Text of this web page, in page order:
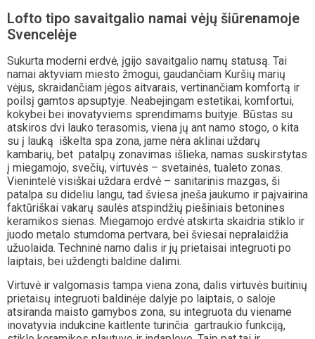
Lofto tipo savaitgalio namai vėjų šiūrenamoje
Svencelėje
Sukurta moderni erdvė, įgijo savaitgalio namų statusą. Tai
namai aktyviam miesto žmogui, gaudančiam Kuršių marių
vėjus, skraidančiam jėgos aitvarais, vertinančiam komfortą ir
poilsį gamtos apsuptyje. Neabejingam estetikai, komfortui,
kokybei bei inovatyviems sprendimams buityje. Būstas su
atskiros dvi lauko terasomis, viena jų ant namo stogo, o kita
su į lauką iškelta spa zona, jame nėra aklinai uždarų
kambarių, bet patalpų zonavimas išlieka, namas suskirstytas
į miegamojo, svečių, virtuvės – svetainės, tualeto zonas.
Vienintelė visiškai uždara erdvė – sanitarinis mazgas, ši
patalpa su dideliu langu, tad šviesa įneša jaukumo ir paįvairina
faktūriškai vakarų saulės atspindžių piešiniais betonines
keramikos sienas. Miegamojo erdvė atskirta skaidria stiklo ir
juodo metalo stumdoma pertvara, bei šviesai nepralaidžia
užuolaida. Techninė namo dalis ir jų prietaisai integruoti po
laiptais, bei uždengti baldine dalimi.
Virtuvė ir valgomasis tampa viena zona, dalis virtuvės buitinių
prietaisų integruoti baldinėje dalyje po laiptais, o saloje
atsiranda maisto gamybos zona, su integruota du viename
inovatyvia indukcine kaitlente turinčia gartraukio funkciją,